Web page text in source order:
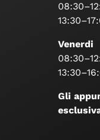
Venerdi
Gli